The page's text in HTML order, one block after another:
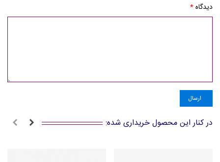
دیدگاه*
ارسال
در کنار این محصول خریداری شده: